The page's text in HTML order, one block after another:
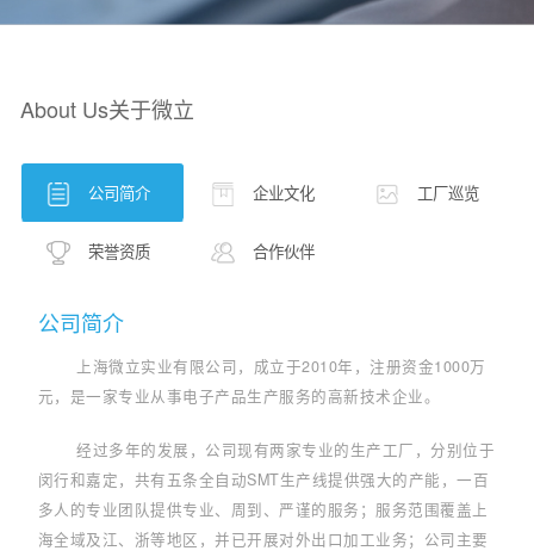
About Us关于微立
公司简介 企业文化 工厂巡览
荣誉资质 合作伙伴
公司简介
上海微立实业有限公司，成立于2010年，注册资金1000万
元，是一家专业从事电子产品生产服务的高新技术企业。
经过多年的发展，公司现有两家专业的生产工厂，分别位于
闵行和嘉定，共有五条全自动SMT生产线提供强大的产能，一百
多人的专业团队提供专业、周到、严谨的服务；服务范围覆盖上
海全域及江、浙等地区，并已开展对外出口加工业务；公司主要